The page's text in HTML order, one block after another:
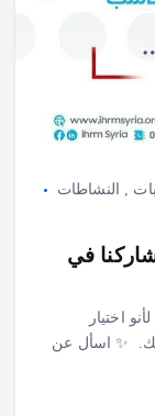
,
النشاطات
في
‎كيف بتعرف إنو هاد هو التخصص المناسب إلك؟ ‎ ‎لأنو اختيار
التخصص مو مجرد علامة… ‎ولا مجرد اسم بيعجبك. ‎ ‎✨ اسأل عن